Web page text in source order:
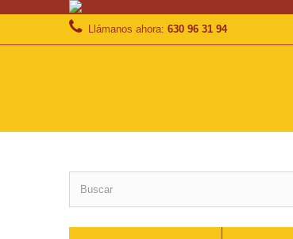
Llámanos ahora: 630 96 31 94